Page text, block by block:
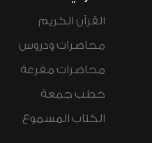
القرآن الكريم
محاضرات ودروس
محاضرات مفرغة
خطب جمعة
الكتاب المسموع